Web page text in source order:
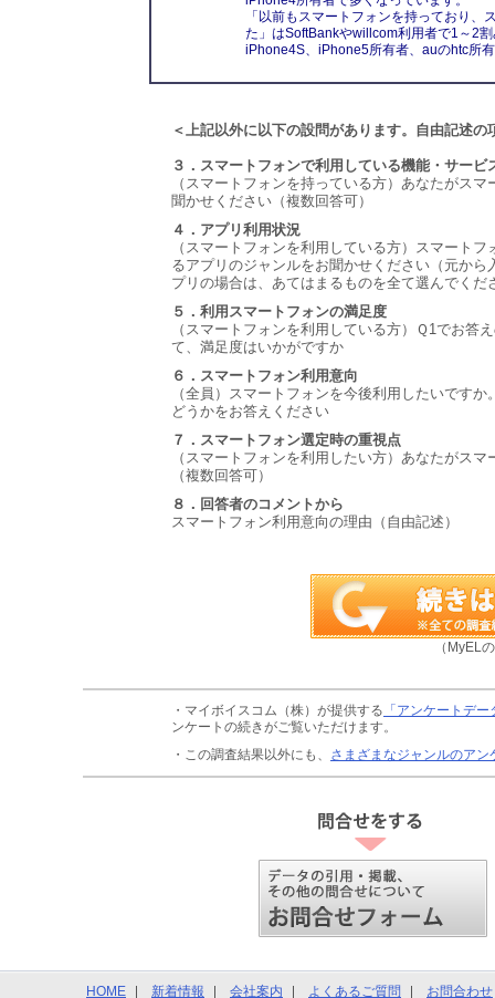
「以前もスマートフォンを持っており
た」はSoftBankやwillcom利用者で1～2
iPhone4S、iPhone5所有者、auのhtc所
＜上記以外に以下の設問があります。自由記述の
３．スマートフォンで利用している機能・サービ
（スマートフォンを持っている方）あなたがス
聞かせください（複数回答可）
４．アプリ利用状況
（スマートフォンを利用している方）スマート
るアプリのジャンルをお聞かせください（元か
プリの場合は、あてはまるものを全て選んでくだ
５．利用スマートフォンの満足度
（スマートフォンを利用している方）Ｑ1でお答
て、満足度はいかがですか
６．スマートフォン利用意向
（全員）スマートフォンを今後利用したいです
どうかをお答えください
７．スマートフォン選定時の重視点
（スマートフォンを利用したい方）あなたがス
（複数回答可）
８．回答者のコメントから
スマートフォン利用意向の理由（自由記述）
（MyEL
・マイボイスコム（株）が提供する 「アンケートデ
ンケートの続きがご覧いただけます。
・この調査結果以外にも、 さまざまなジャンルのアン
HOME 新着情報 会社案内 よくあるご質問 お問合わせ